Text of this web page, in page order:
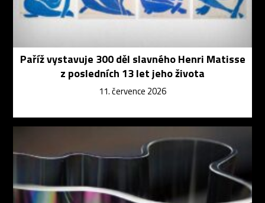
Paříž vystavuje 300 děl slavného Henri Matisse
z posledních 13 let jeho života
11. července 2026